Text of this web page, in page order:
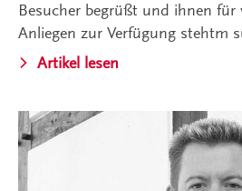
Besucher begrüßt und ihnen für
Anliegen zur Verfügung stehtm
Artikel lesen